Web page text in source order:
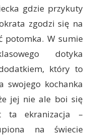
gdzie przykuty
zgodzi się na
potomka. W sumie
dotyka
który to
swojego kochanka
jej nie ale boi się
ekranizacja –
na świecie